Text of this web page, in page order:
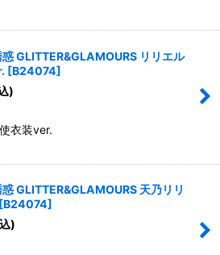
GLITTER&GLAMOURS リリエル
[B24074]
)
衣装ver.
GLITTER&GLAMOURS 天乃リリ
[B24074]
)